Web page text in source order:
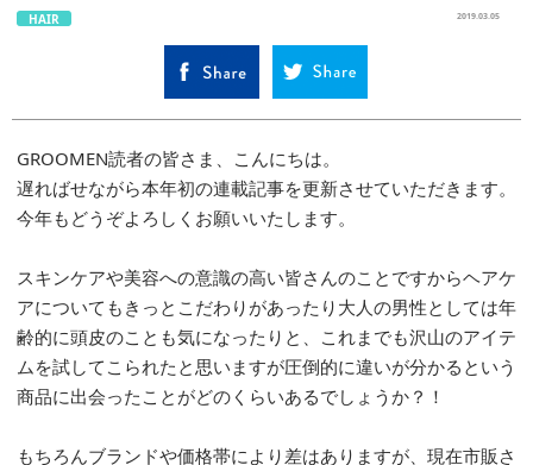
HAIR 2019.03.05
GROOMEN読者の皆さま、こんにちは。
遅ればせながら本年初の連載記事を更新させていただきます。
今年もどうぞよろしくお願いいたします。
スキンケアや美容への意識の高い皆さんのことですからヘアケ
アについてもきっとこだわりがあったり大人の男性としては年
齢的に頭皮のことも気になったりと、これまでも沢山のアイテ
ムを試してこられたと思いますが圧倒的に違いが分かるという
商品に出会ったことがどのくらいあるでしょうか？！
もちろんブランドや価格帯により差はありますが、現在市販さ